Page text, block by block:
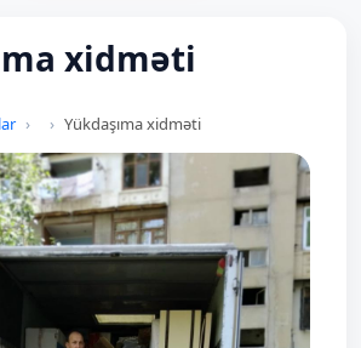
xidməti
Yükdaşıma xidməti